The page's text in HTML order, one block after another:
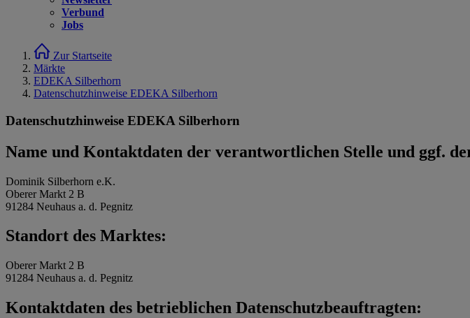
Verbund
Jobs
Zur Startseite
Märkte
EDEKA Silberhorn
Datenschutzhinweise EDEKA Silberhorn
Datenschutzhinweise EDEKA Silberhorn
Name und Kontaktdaten der verantwortlichen Stelle und ggf.
Dominik Silberhorn e.K.
Oberer Markt 2 B
91284 Neuhaus a. d. Pegnitz
Standort des Marktes:
Oberer Markt 2 B
91284 Neuhaus a. d. Pegnitz
Kontaktdaten des betrieblichen Datenschutzbeauftragten: